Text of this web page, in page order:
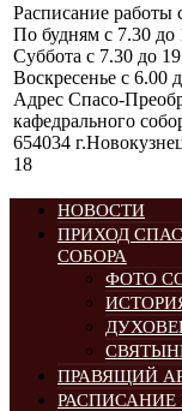
Расписание работы
По будням с 7.30 до
Суббота с 7.30 до
Воскресенье с 6.00
Адрес Спасо-
кафедрального
654034
18
НОВОСТИ
ПРИХОД
СОБОРА
ФОТО
ПРАВЯЩИЙ